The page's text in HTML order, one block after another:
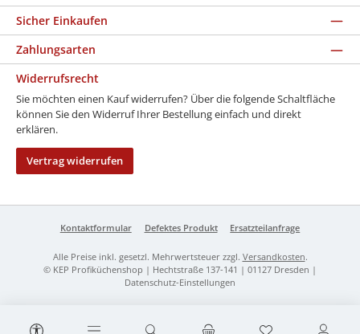
Du hast 0
Sicher Einkaufen
Zahlungsarten
Widerrufsrecht
Sie möchten einen Kauf widerrufen? Über die folgende Schaltfläche
können Sie den Widerruf Ihrer Bestellung einfach und direkt
erklären.
Vertrag widerrufen
Kontaktformular Defektes Produkt Ersatzteilanfrage
Alle Preise inkl. gesetzl. Mehrwertsteuer zzgl. Versandkosten.
© KEP Profiküchenshop | Hechtstraße 137-141 | 01127 Dresden |
Datenschutz-Einstellungen